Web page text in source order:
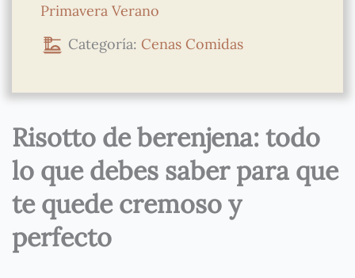
Primavera Verano
Categoría: Cenas Comidas
Risotto de berenjena: todo
lo que debes saber para que
te quede cremoso y
perfecto